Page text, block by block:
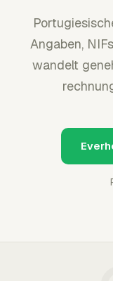
Angaben,
wandelt